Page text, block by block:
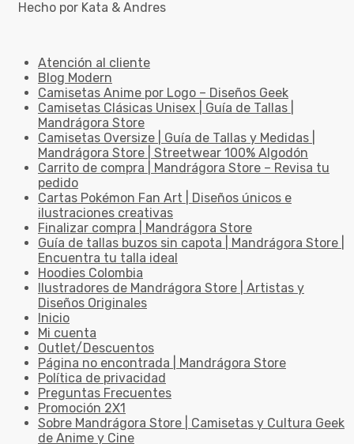
Hecho por Kata & Andres
Atención al cliente
Blog Modern
Camisetas Anime por Logo – Diseños Geek
Camisetas Clásicas Unisex | Guía de Tallas |
Mandrágora Store
Camisetas Oversize | Guía de Tallas y Medidas |
Mandrágora Store | Streetwear 100% Algodón
Carrito de compra | Mandrágora Store – Revisa tu
pedido
Cartas Pokémon Fan Art | Diseños únicos e
ilustraciones creativas
Finalizar compra | Mandrágora Store
Guía de tallas buzos sin capota | Mandrágora Store |
Encuentra tu talla ideal
Hoodies Colombia
Ilustradores de Mandrágora Store | Artistas y
Diseños Originales
Inicio
Mi cuenta
Outlet/Descuentos
Página no encontrada | Mandrágora Store
Política de privacidad
Preguntas Frecuentes
Promoción 2X1
Sobre Mandrágora Store | Camisetas y Cultura Geek
de Anime y Cine